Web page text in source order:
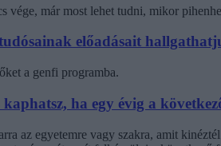
vége, már most lehet tudni, mikor
előadásait
a genfi programba.
ha egy évig a
az egyetemre vagy szakra, amit